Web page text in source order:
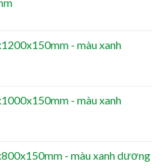
- màu xanh
- màu xanh
- màu xanh dương